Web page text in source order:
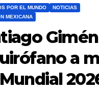
POR EL MUNDO
NOTICIAS
MEXICANA
a